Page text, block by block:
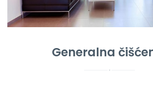
Generalna